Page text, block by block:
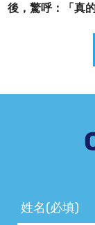
後，驚呼：「真
姓名(必填)